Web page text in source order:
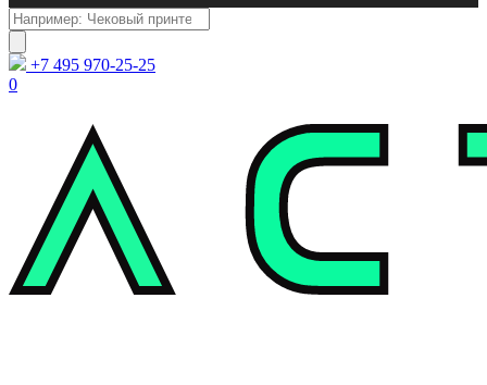
Поиск
товаров
+7 495 970-25-25
0